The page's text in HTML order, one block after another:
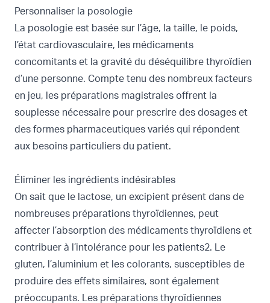
Personnaliser la posologie
La posologie est basée sur l’âge, la taille, le poids,
l’état cardiovasculaire, les médicaments
concomitants et la gravité du déséquilibre thyroïdien
d’une personne. Compte tenu des nombreux facteurs
en jeu, les préparations magistrales offrent la
souplesse nécessaire pour prescrire des dosages et
des formes pharmaceutiques variés qui répondent
aux besoins particuliers du patient.
Éliminer les ingrédients indésirables
On sait que le lactose, un excipient présent dans de
nombreuses préparations thyroïdiennes, peut
affecter l’absorption des médicaments thyroïdiens et
contribuer à l’intolérance pour les patients2. Le
gluten, l’aluminium et les colorants, susceptibles de
produire des effets similaires, sont également
préoccupants. Les préparations thyroïdiennes